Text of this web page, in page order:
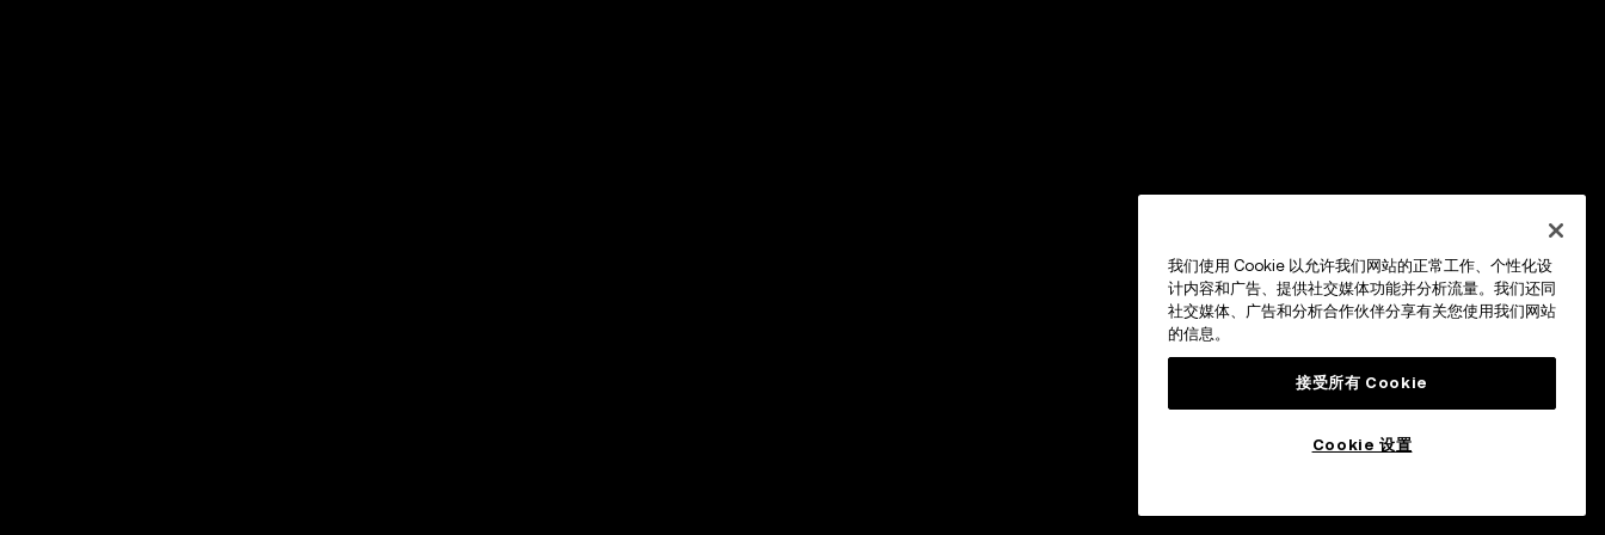
我们使用 Cookie 以允许我们网站的正常工作、个性化设
计内容和广告、提供社交媒体功能并分析流量。我们还同
社交媒体、广告和分析合作伙伴分享有关您使用我们网站
的信息。
接受所有 Cookie
Cookie 设置